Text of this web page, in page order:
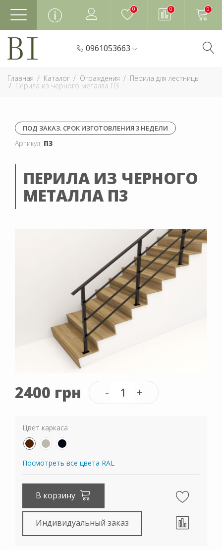
0 0 0
0961053663
Главная Каталог Ограждения Перила для лестницы
Перила из черного металла П3
ПОД ЗАКАЗ. СРОК ИЗГОТОВЛЕНИЯ 3 НЕДЕЛИ
Артикул: П3
ПЕРИЛА ИЗ ЧЕРНОГО
МЕТАЛЛА П3
2400 грн
Цвет каркаса
Посмотреть все цвета RAL
В корзину
Индивидуальный заказ